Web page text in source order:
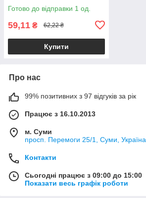
Готово до відправки 1 од.
59,11 ₴ 62,22 ₴
Купити
Про нас
99% позитивних з 97 відгуків за рік
Працює з 16.10.2013
м. Суми
просп. Перемоги 25/1, Суми, Україна
Контакти
Сьогодні працює з 09:00 до 15:00
Показати весь графік роботи